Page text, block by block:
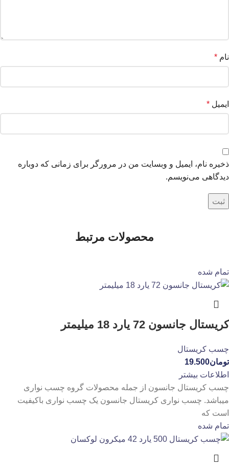
نام *
ایمیل *
ذخیره نام، ایمیل و وبسایت من در مرورگر برای زمانی که دوباره
دیدگاهی می‌نویسم.
محصولات مرتبط
تمام شده
کریستال جانسون 72 یارد 18 میلیمتر
چسب کریستال
تومان19.500
اطلاعات بیشتر
چسب کریستال جانسون از جمله محصولات گروه چسب نواری
میباشد. چسب نواری کریستال جانسون یک چسب نواری باکیفیت
است که
تمام شده